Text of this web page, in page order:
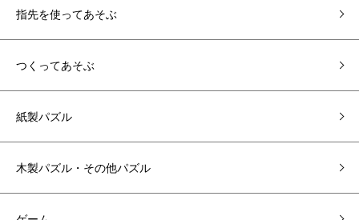
指先を使ってあそぶ
つくってあそぶ
紙製パズル
木製パズル・その他パズル